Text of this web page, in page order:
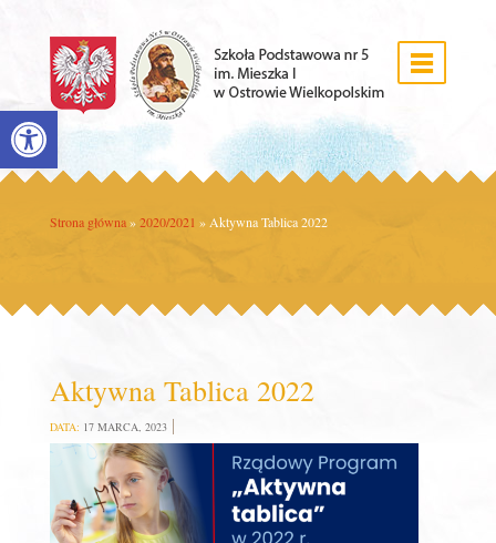
Open toolbar
Strona główna » 2020/2021 »Aktywna Tablica 2022
Aktywna Tablica 2022
DATA: 17 MARCA, 2023